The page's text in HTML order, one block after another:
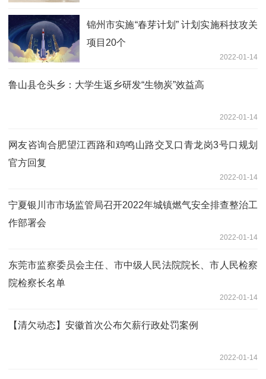
锦州市实施“春芽计划” 计划实施科技攻关
项目20个
2022-01-14
鲁山县仓头乡：大学生返乡研发“生物炭”效益高
2022-01-14
网友咨询合肥望江西路和鸡鸣山路交叉口青龙岗3号口规划
官方回复
2022-01-14
宁夏银川市市场监管局召开2022年城镇燃气安全排查整治工
作部署会
2022-01-14
东莞市监察委员会主任、市中级人民法院院长、市人民检察
院检察长名单
2022-01-14
【清欠动态】安徽首次公布欠薪行政处罚案例
2022-01-14